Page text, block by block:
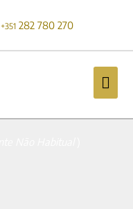
+351 282 780 270